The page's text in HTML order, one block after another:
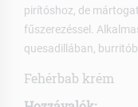
pirítóshoz, de
fűszerezéssel.
quesadillában,
Fehérbab krém